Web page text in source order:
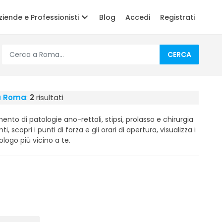
e Professionisti Blog Accedi Registrati
CERCA
: 2risultati
di patologie ano-rettali, stipsi, prolasso e chirurgia
scopri i punti di forza e gli orari di apertura, visualizza i
più vicino a te.